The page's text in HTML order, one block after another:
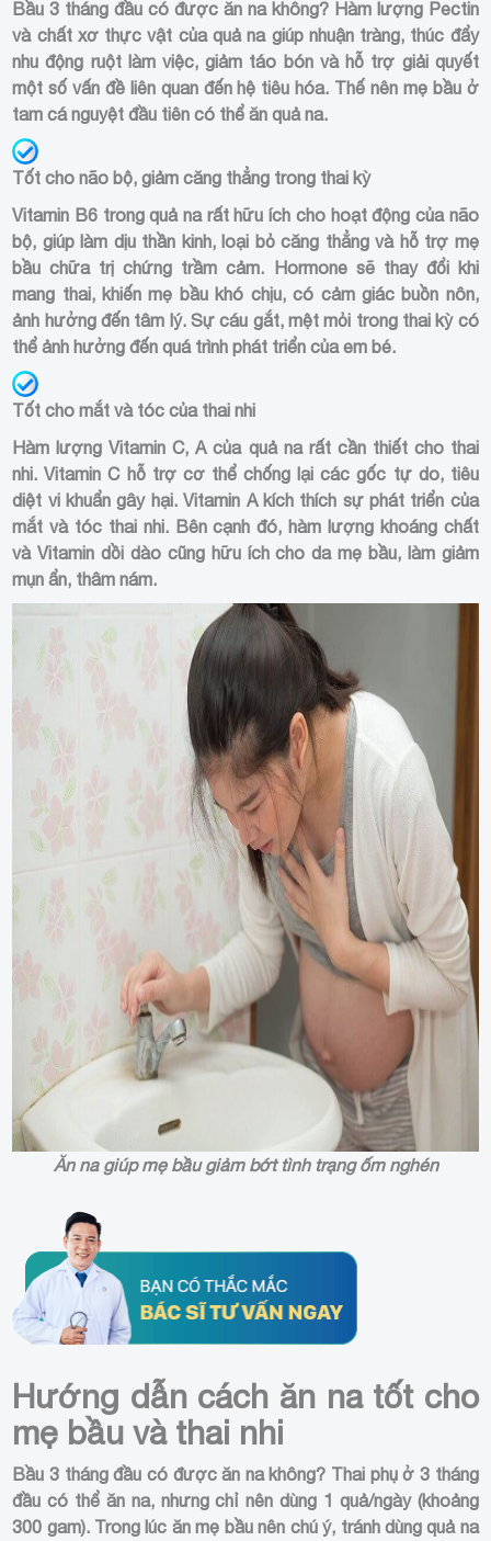
Bầu 3 tháng đầu có được ăn na không? Hàm lượng Pectin
và chất xơ thực vật của quả na giúp nhuận tràng, thúc đẩy
nhu động ruột làm việc, giảm táo bón và hỗ trợ giải quyết
một số vấn đề liên quan đến hệ tiêu hóa. Thế nên mẹ bầu ở
tam cá nguyệt đầu tiên có thể ăn quả na.
Tốt cho não bộ, giảm căng thẳng trong thai kỳ
Vitamin B6 trong quả na rất hữu ích cho hoạt động của não
bộ, giúp làm dịu thần kinh, loại bỏ căng thẳng và hỗ trợ mẹ
bầu chữa trị chứng trầm cảm. Hormone sẽ thay đổi khi
mang thai, khiến mẹ bầu khó chịu, có cảm giác buồn nôn,
ảnh hưởng đến tâm lý. Sự cáu gắt, mệt mỏi trong thai kỳ có
thể ảnh hưởng đến quá trình phát triển của em bé.
Tốt cho mắt và tóc của thai nhi
Hàm lượng Vitamin C, A của quả na rất cần thiết cho thai
nhi. Vitamin C hỗ trợ cơ thể chống lại các gốc tự do, tiêu
diệt vi khuẩn gây hại. Vitamin A kích thích sự phát triển của
mắt và tóc thai nhi. Bên cạnh đó, hàm lượng khoáng chất
và Vitamin dồi dào cũng hữu ích cho da mẹ bầu, làm giảm
mụn ẩn, thâm nám.
Ăn na giúp mẹ bầu giảm bớt tình trạng ốm nghén
Hướng dẫn cách ăn na tốt cho
mẹ bầu và thai nhi
Bầu 3 tháng đầu có được ăn na không? Thai phụ ở 3 tháng
đầu có thể ăn na, nhưng chỉ nên dùng 1 quả/ngày (khoảng
300 gam). Trong lúc ăn mẹ bầu nên chú ý, tránh dùng quả na